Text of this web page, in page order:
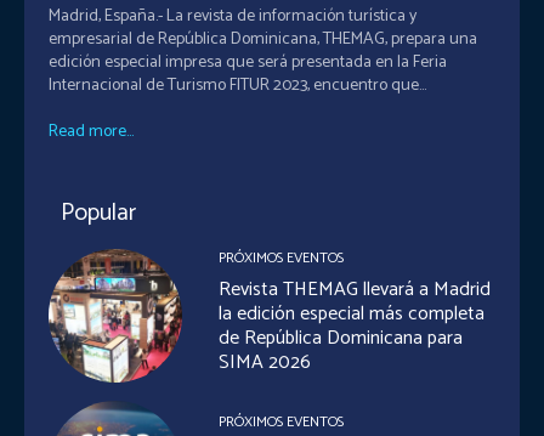
Madrid, España.- La revista de información turística y
empresarial de República Dominicana, THEMAG, prepara una
edición especial impresa que será presentada en la Feria
Internacional de Turismo FITUR 2023, encuentro que...
Read more...
Popular
PRÓXIMOS EVENTOS
Revista THEMAG llevará a Madrid
la edición especial más completa
de República Dominicana para
SIMA 2026
PRÓXIMOS EVENTOS